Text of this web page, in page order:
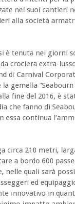
nei suoi cantieri
alla società
è tenuta nei giorni
crociera extra-
di Carnival
gemella
fine del 2016, è
che fanno di
continua
circa 210 metri,
a bordo 600
quali sarà
ed
innovativo in